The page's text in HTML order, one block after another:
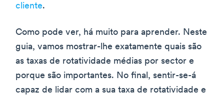
cliente.
Como pode ver, há muito para aprender. Neste
guia, vamos mostrar-lhe exatamente quais são
as taxas de rotatividade médias por sector e
porque são importantes. No final, sentir-se-á
capaz de lidar com a sua taxa de rotatividade e